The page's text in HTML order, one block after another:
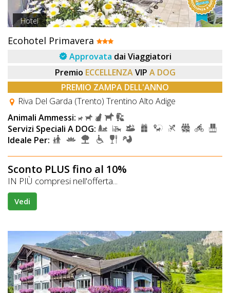
Hotel
Ecohotel Primavera
Approvata dai Viaggiatori
Premio ECCELLENZA VIP A DOG
PREMIO ZAMPA DELL'ANNO
Riva Del Garda (Trento) Trentino Alto Adige
Animali Ammessi:
Servizi Speciali A DOG:
Ideale Per:
Sconto PLUS fino al 10%
IN PIÙ compresi nell'offerta...
Vedi